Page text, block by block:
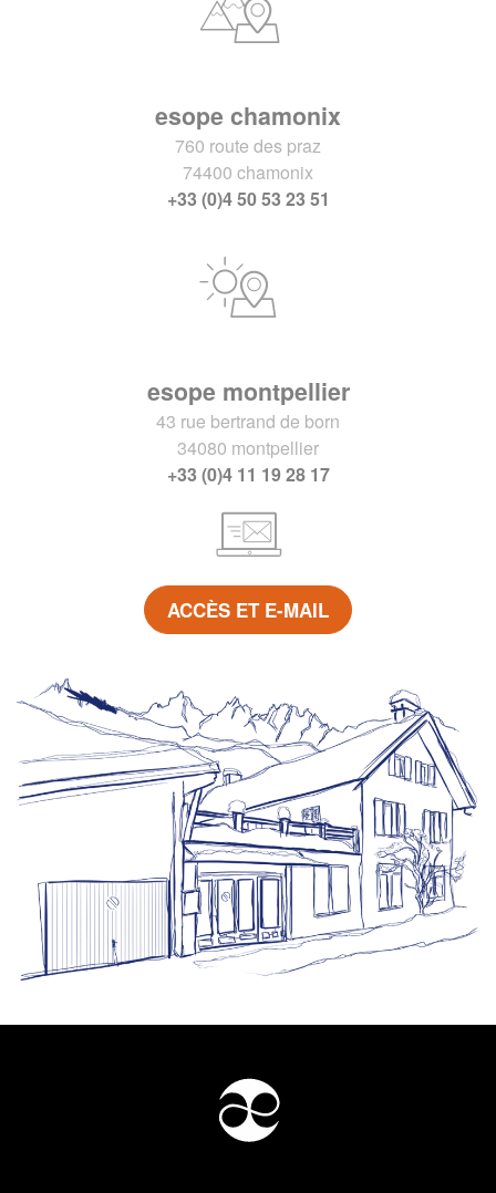
esope chamonix
760 route des praz
74400 chamonix
+33 (0)4 50 53 23 51
esope montpellier
43 rue bertrand de born
34080 montpellier
+33 (0)4 11 19 28 17
ACCÈS ET E-MAIL